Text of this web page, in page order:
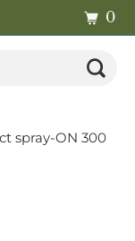
spray-ON 300
0